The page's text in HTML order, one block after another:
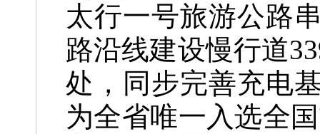
太行一号旅游公路
路沿线建设慢行道
处，同步完善充电
为全省唯一入选全